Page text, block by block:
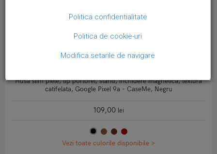
Husa slim piele, tip portofel, stand, inchidere magnetica, textura
catifelata, Google Pixel 9a - CaseMe, Negru
109,00lei
Vezi toate culorile disponibile >
Politica confidentialitate
Politica de cookie-uri
Modifica setarile de navigare